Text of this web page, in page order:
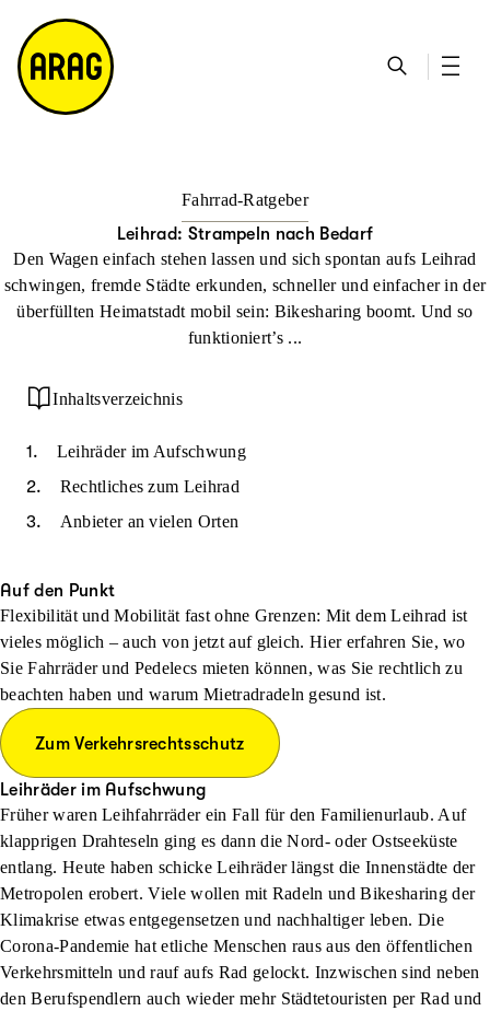
h
e
ta
k
ts
ei
te
e
m
a
p
Fahrrad-Ratgeber
Leihrad: Strampeln nach Bedarf
Den Wagen einfach stehen lassen und sich spontan aufs Leihrad
schwingen, fremde Städte erkunden, schneller und einfacher in der
überfüllten Heimatstadt mobil sein: Bikesharing boomt. Und so
funktioniert’s ...
Inhaltsverzeichnis
Leihräder im Aufschwung
Rechtliches zum Leihrad
Anbieter an vielen Orten
Auf den Punkt
Flexibilität und Mobilität fast ohne Grenzen: Mit dem Leihrad ist
vieles möglich – auch von jetzt auf gleich. Hier erfahren Sie, wo
Sie Fahrräder und Pedelecs mieten können, was Sie rechtlich zu
beachten haben und warum Mietradradeln gesund ist.
Zum Verkehrsrechtsschutz
Leihräder im Aufschwung
Früher waren Leihfahrräder ein Fall für den Familienurlaub. Auf
klapprigen Drahteseln ging es dann die Nord- oder Ostseeküste
entlang. Heute haben schicke Leihräder längst die Innenstädte der
Metropolen erobert. Viele wollen mit Radeln und Bikesharing der
Klimakrise etwas entgegensetzen und nachhaltiger leben. Die
Corona-Pandemie hat etliche Menschen raus aus den öffentlichen
Verkehrsmitteln und rauf aufs Rad gelockt. Inzwischen sind neben
den Berufspendlern auch wieder mehr Städtetouristen per Rad und